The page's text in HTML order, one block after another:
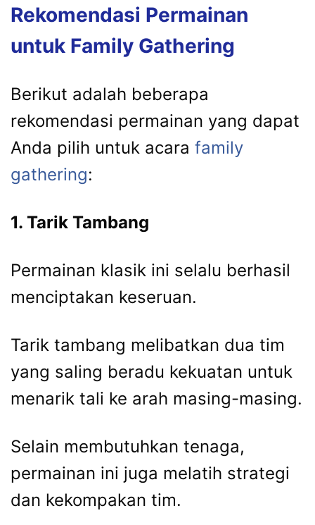
Rekomendasi Permainan
untuk Family Gathering
Berikut adalah beberapa
rekomendasi permainan yang dapat
Anda pilih untuk acara family
gathering:
1. Tarik Tambang
Permainan klasik ini selalu berhasil
menciptakan keseruan.
Tarik tambang melibatkan dua tim
yang saling beradu kekuatan untuk
menarik tali ke arah masing-masing.
Selain membutuhkan tenaga,
permainan ini juga melatih strategi
dan kekompakan tim.